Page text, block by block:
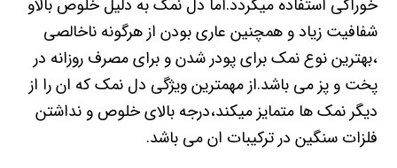
خوراکی استفاده میگردد.اما دل نمک به دلیل خلوص بالاو
شفافیت زیاد و همچنین عاری بودن از هرگونه ناخالصی
،بهترین نوع نمک برای پودر شدن و برای مصرف روزانه در
پخت و پز می باشد.از مهمترین ویژگی دل نمک که ان را از
دیگر نمک ها متمایز میکند،درجه بالای خلوص و نداشتن
فلزات سنگین در ترکیبات ان می باشد.